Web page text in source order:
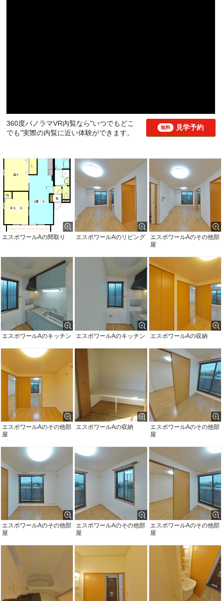
360度パノラマVR内覧なら"いつでもどこ
でも"実際の内覧に近い体験ができます。
無料 見学予約
エスポワールAの間取り エスポワールAのリビング
エスポワールAのその他部
屋
エスポワールAのキッチン エスポワールAのキッチン エスポワールAの収納
エスポワールAのその他部
屋
エスポワールAの収納
エスポワールAのその他部
屋
エスポワールAのその他部
屋
エスポワールAのその他部
屋
エスポワールAのその他部
屋